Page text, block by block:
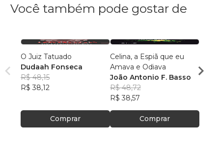
Você também pode gostar de
O Juiz Tatuado
Dudaah Fonseca
R$ 48,15
R$ 38,12
Comprar
Celina, a Espiã que eu
Amava e Odiava
João Antonio F. Basso
R$ 48,72
R$ 38,57
Comprar